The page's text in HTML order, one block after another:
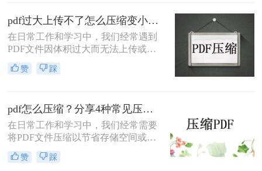
绍三种实用的PDF压缩方法，帮助您
轻松将PDF文件压缩得更小。
pdf过大上传不了怎么压缩变小？快来试试这3种压缩方法！
在日常工作和学习中，我们经常遇到
PDF文件因体积过大而无法上传或分
享的情况。那么pdf过大上传不了怎么
压缩变小呢？为了帮助您轻松应对这
赞 踩
pdf怎么压缩？分享4种常见压缩方法！
在日常工作和学习中，我们经常需要
将PDF文件压缩以节省存储空间或加
快传输速度。那么pdf怎么压缩呢？本
文将介绍几种常见的PDF压缩方法。
赞 踩